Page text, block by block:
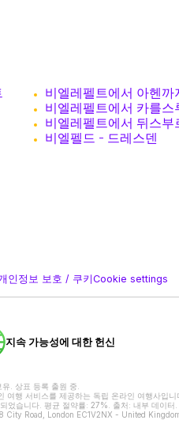
비엘레펠트에서 아헨까
비엘레펠트에서 카를스
비엘레펠트에서 뒤스부
비엘펠드 - 드레스덴
인정보 보호 / 쿠키Cookie settings
지속 가능성에 대한 헌신
. 상표 등록 출원 중.
행 서비스를 제공하는 독립 온라인 여행사입
었습니다. 평균 절약률: 27%. 출처: 내부 데이터.
City Road, London EC1V2NX - United